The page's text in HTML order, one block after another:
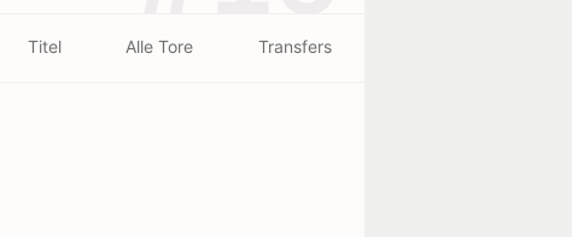
Titel Alle Tore Transfers